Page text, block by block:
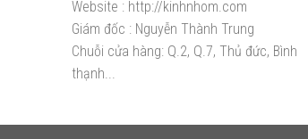
Website :http://kinhnhom.com
Giám đốc :Nguyễn Thành Trung
Chuỗi cửa hàng: Q.2, Q.7, Thủ đức, Bình
thạnh...